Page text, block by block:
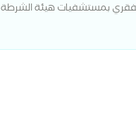
بمستشفيات هيئة الشرطة